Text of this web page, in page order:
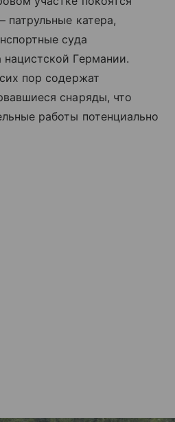
катера,
суда
Германии.
пор содержат
снаряды, что
работы потенциально